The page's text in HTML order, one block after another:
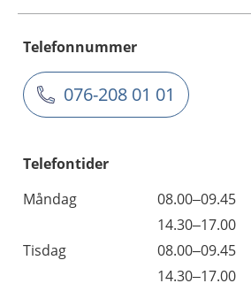
Telefonnummer
076-208 01 01
Telefontider
Måndag
08.00–09.45
14.30–17.00
Tisdag
08.00–09.45
14.30–17.00